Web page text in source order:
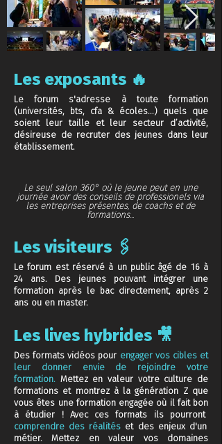
Les exposants 🔥
Le forum s'adresse à toute formation
(universités, bts, cfa & écoles...) quels que
soient leur taille et leur secteur d’activité,
désireuse de recruter des jeunes dans leur
établissement.
Le seul salon 360° où le jeune peut en une
journée avoir des conseils de professionels via
les entreprises présentes, de coachs et de
formations...
Les visiteurs 🖇
Le forum est réservé à un public âgé de 16 à
24 ans. Des jeunes pouvant intégrer une
formation après le bac directement, après 2
ans ou en master.
Les lives hybrides 🎥
Des formats vidéos pour engager vos cibles et
leur donner envie de rejoindre votre
formation. Mettez en valeur votre culture de
formations et montrez à la génération Z que
vous êtes une formation engagée où il fait bon
à étudier ! Avec ces formats ils pourront
comprendre des réalités et des enjeux d'un
métier. Mettez en valeur vos domaines